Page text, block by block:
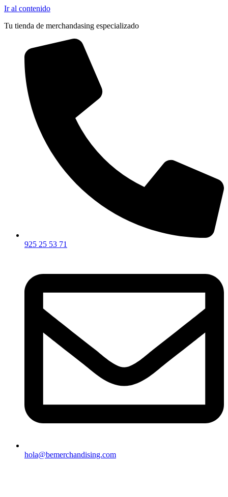
Ir al contenido
Tu tienda de merchandasing especializado
925 25 53 71
hola@bemerchandising.com